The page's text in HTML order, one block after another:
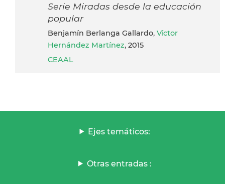
Serie Miradas desde la educación
popular
Benjamín Berlanga Gallardo, Víctor
Hernández Martínez, 2015
CEAAL
Ejes temáticos:
Otras entradas :